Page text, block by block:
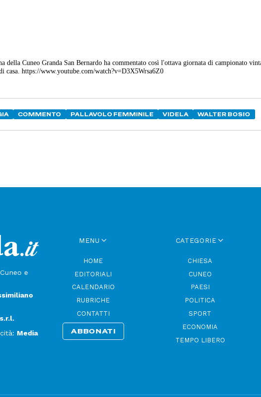
della Cuneo Granda San Bernardo ha commentato così l'ottava giornata di campionato
casa. https://www.youtube.com/watch?v=D3X5Wrsa6Z0
COMMENTO PALLAVOLO FEMMINILE VIDELA WALTER BOSIO
e
Media
MENU
HOME
EDITORIALI
CALENDARIO
RUBRICHE
CONTATTI
ABBONATI
CATEGORIE
CHIESA
CUNEO
PAESI
POLITICA
SPORT
ECONOMIA
TEMPO LIBERO